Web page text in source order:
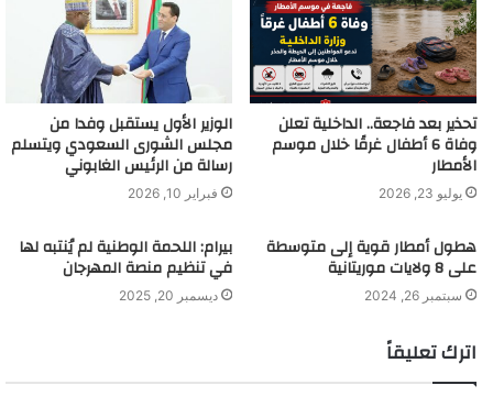
تحذير بعد فاجعة.. الداخلية تعلن
وفاة 6 أطفال غرقًا خلال موسم
الأمطار
يوليو 23, 2026
الوزير الأول يستقبل وفدا من
مجلس الشورى السعودي ويتسلم
رسالة من الرئيس الغابوني
فبراير 10, 2026
هطول أمطار قوية إلى متوسطة
على 8 ولايات موريتانية
سبتمبر 26, 2024
بيرام: اللحمة الوطنية لم يُنتبه لها
في تنظيم منصة المهرجان
ديسمبر 20, 2025
اترك تعليقاً